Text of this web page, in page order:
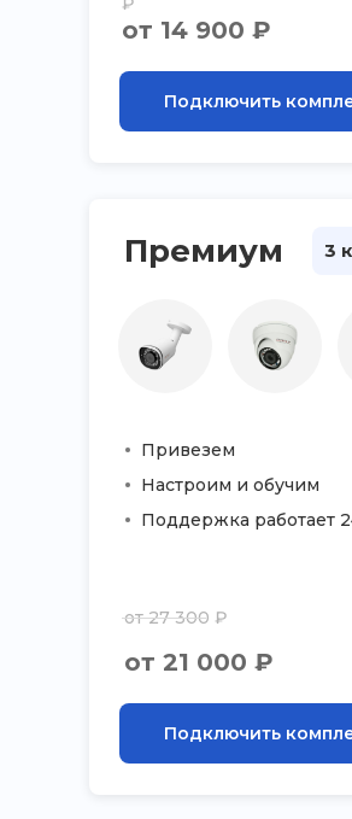
Премиум
Подключить
Подключить
от 14 900 ₽
Привезем
Настроим и обучим
3
Поддержка работает
от 21 000 ₽
от 27 300 ₽